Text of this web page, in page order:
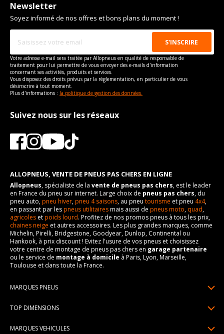
Newsletter
Soyez informé de nos offres et bons plans du moment !
Votre adresse e-mail sera traitée par Allopneus en qualité de responsable de
traitement pour lui permettre de vous envoyer des e-mails d'information
concernant ses activités, produits et services.
Vous disposez des droits prévus par la règlementation, en particulier de vous
désinscrire à tout moment.
Plus d'informations : la politique de gestion des données.
Suivez nous sur les réseaux
ALLOPNEUS, VENTE DE PNEUS PAS CHERS EN LIGNE
Allopneus, spécialiste de la vente de pneus pas chers, est le leader
en France du pneu sur internet. Large choix de pneus pas chers, du
pneu auto,pneu hiver,pneu 4 saisons, au pneu tourisme et pneu 4x4,
en passant par lespneus utilitairesmais aussi de pneus moto, quad,
agricoles etpoids lourd. Profitez de nos promos pneus à tous les prix,
chaines neige et autres accessoires. Les plus grandes marques, comme
Michelin, Pirelli, Bridgestone, Goodyear, Dunlop, Continental ou
Hankook, à prix discount ! Evitez l'usure de vos pneus et choisissez
votre centre de montage de pneus pas chers en garage partenaire
ou le service de montage à domicile à Paris, Lyon, Marseille,
Toulouse et dans toute la France.
MARQUES PNEUS
Pneus Continental
TOP DIMENSIONS
MARQUES VEHICULES